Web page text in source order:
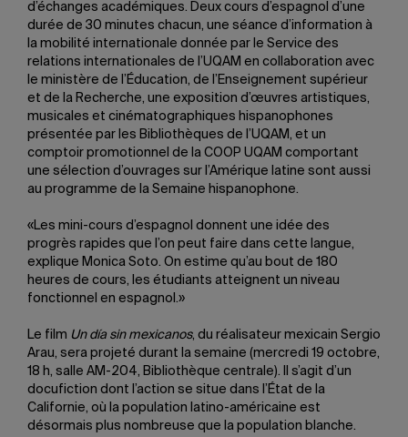
d’échanges académiques. Deux cours d’espagnol d’une
durée de 30 minutes chacun, une séance d’information à
la mobilité internationale donnée par le Service des
relations internationales de l’UQAM en collaboration avec
le ministère de l’Éducation, de l’Enseignement supérieur
et de la Recherche, une exposition d’œuvres artistiques,
musicales et cinématographiques hispanophones
présentée par les Bibliothèques de l’UQAM, et un
comptoir promotionnel de la COOP UQAM comportant
une sélection d’ouvrages sur l’Amérique latine sont aussi
au programme de la Semaine hispanophone.
«Les mini-cours d’espagnol donnent une idée des
progrès rapides que l’on peut faire dans cette langue,
explique Monica Soto. On estime qu’au bout de 180
heures de cours, les étudiants atteignent un niveau
fonctionnel en espagnol.»
Le film Un díasin mexicanos, du réalisateur mexicain Sergio
Arau, sera projeté durant la semaine (mercredi 19 octobre,
18 h, salle AM-204, Bibliothèque centrale). Il s’agit d’un
docufiction dont l’action se situe dans l’État de la
Californie, où la population latino-américaine est
désormais plus nombreuse que la population blanche.